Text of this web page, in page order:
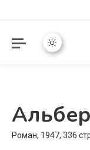
Роман, 1947, 336